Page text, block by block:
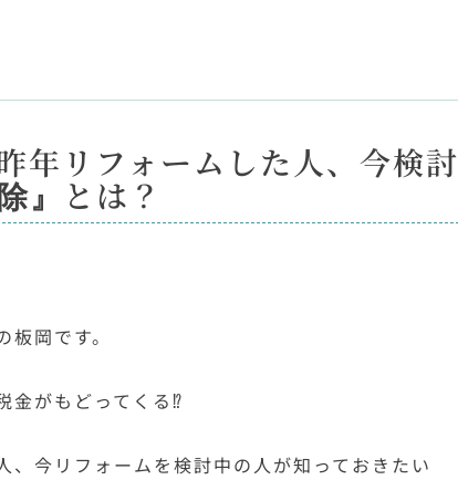
年リフォームした人、今検討
』とは？
岡です。
金がもどってくる⁉
、今リフォームを検討中の人が知っておきたい